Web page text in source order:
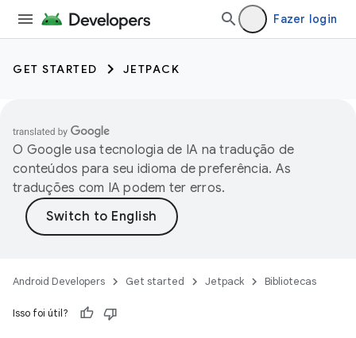
Fazer login
GET STARTED JETPACK
O Google usa tecnologia de IA na tradução de
conteúdos para seu idioma de preferência. As
traduções com IA podem ter erros.
Android Developers Get started Jetpack Bibliotecas
Isso foi útil?